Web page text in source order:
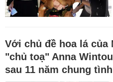
Với chủ đề hoa lá của
"chủ toạ" Anna
sau 11 năm chung